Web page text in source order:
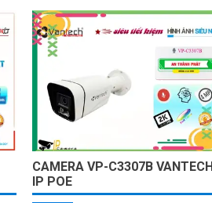
lượng
CAMERA VP-C3307B VANTECH
IP POE